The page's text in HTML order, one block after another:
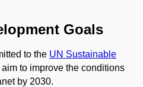
Goals
to the UN Sustainable
aim to improve the conditions
by 2030.